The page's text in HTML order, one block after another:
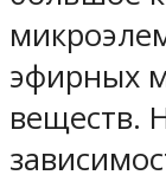
эфирных
веществ.